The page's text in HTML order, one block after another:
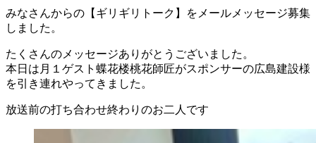
みなさんからの【ギリギリトーク】をメールメッセージ募集
しました。
たくさんのメッセージありがとうございました。
本日は月１ゲスト蝶花楼桃花師匠がスポンサーの広島建設様
を引き連れやってきました。
放送前の打ち合わせ終わりのお二人です